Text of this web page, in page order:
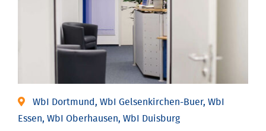
WbI Dortmund, WbI Gelsenkirchen-Buer, WbI
Essen, WbI Oberhausen, WbI Duisburg